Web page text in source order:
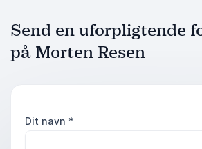
Send en uforpligtende
på Morten Resen
Dit navn *